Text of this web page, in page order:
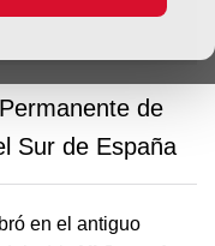
de
Sur de España
en el antiguo